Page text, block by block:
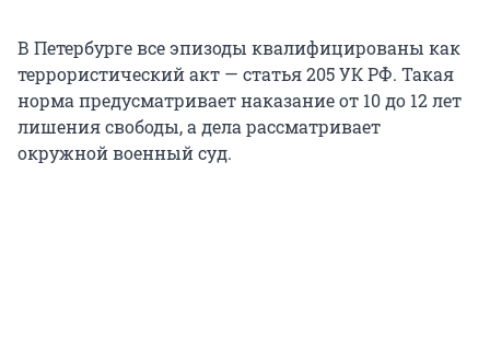
В Петербурге все эпизоды квалифицированы как
террористический акт — статья 205 УК РФ. Такая
норма предусматривает наказание от 10 до 12 лет
лишения свободы, а дела рассматривает
окружной военный суд.